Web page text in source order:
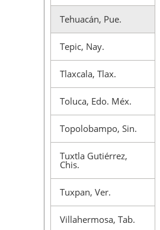
Tehuacán, Pue.
Tepic, Nay.
Tlaxcala, Tlax.
Toluca, Edo. Méx.
Topolobampo, Sin.
Tuxtla Gutiérrez,
Chis.
Tuxpan, Ver.
Villahermosa, Tab.